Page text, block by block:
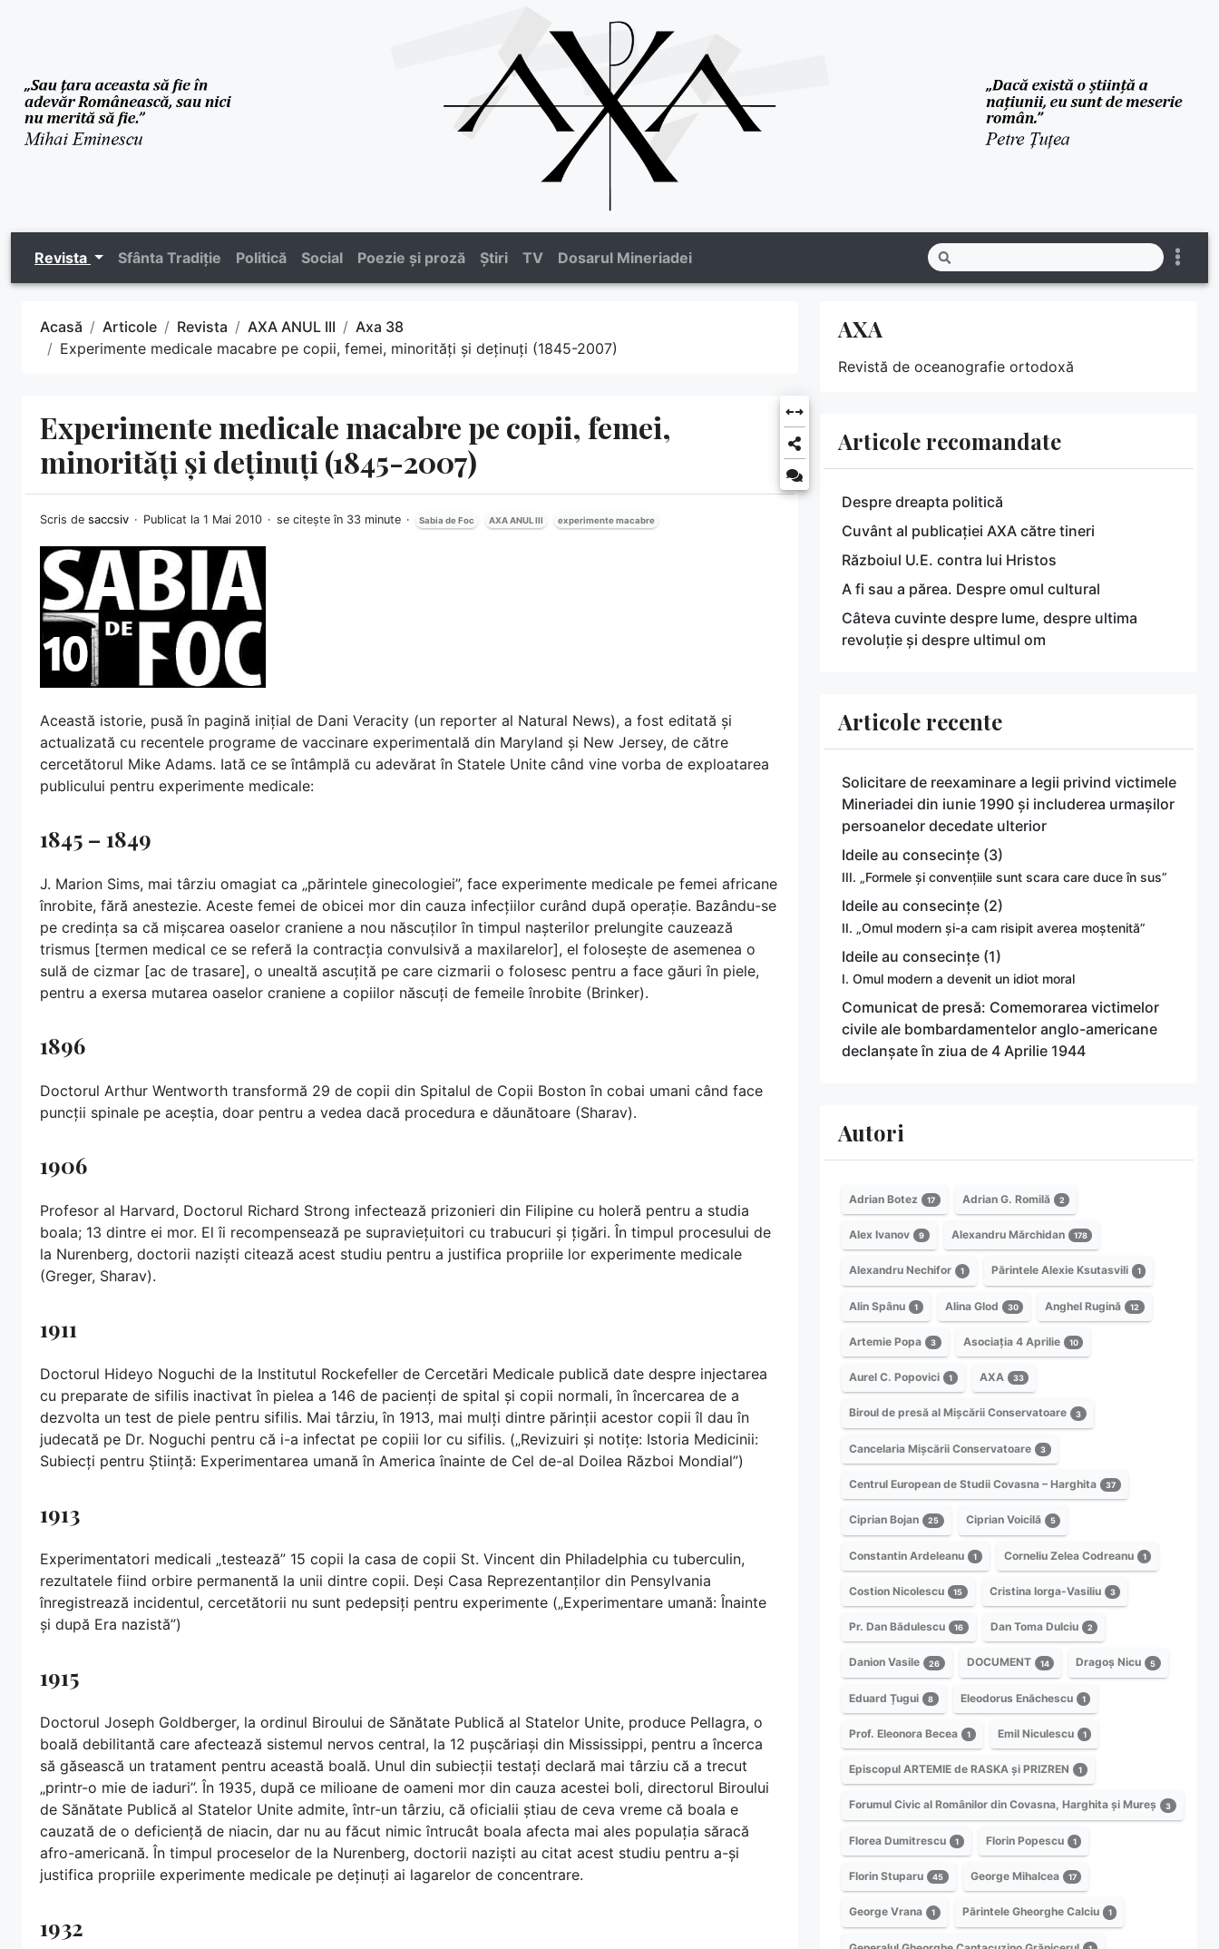
Revista Sfânta Tradiție Politică Social Poezie și proză Știri TV Dosarul Mineriadei
Acasă Articole Revista AXA ANUL III
Axa 38
Experimente medicale macabre pe copii, femei, minorități și deținuți (1845-2007)
Experimente medicale macabre pe copii, femei,
minorități și deținuți (1845-2007)
Scris de saccsiv Publicat la 1 Mai 2010 se citește în 33 minute Sabia de Foc AXA ANUL III experimente macabre
Această istorie, pusă în pagină inițial de Dani Veracity (un reporter al Natural News), a fost editată și
actualizată cu recentele programe de vaccinare experimentală din Maryland și New Jersey, de către
cercetătorul Mike Adams. Iată ce se întâmplă cu adevărat în Statele Unite când vine vorba de exploatarea
publicului pentru experimente medicale:
1845 – 1849
J. Marion Sims, mai târziu omagiat ca „părintele ginecologiei”, face experimente medicale pe femei africane
înrobite, fără anestezie. Aceste femei de obicei mor din cauza infecțiilor curând după operație. Bazându-se
pe credința sa că mișcarea oaselor craniene a nou născuților în timpul nașterilor prelungite cauzează
trismus [termen medical ce se referă la contracția convulsivă a maxilarelor], el folosește de asemenea o
sulă de cizmar [ac de trasare], o unealtă ascuțită pe care cizmarii o folosesc pentru a face găuri în piele,
pentru a exersa mutarea oaselor craniene a copiilor născuți de femeile înrobite (Brinker).
1896
Doctorul Arthur Wentworth transformă 29 de copii din Spitalul de Copii Boston în cobai umani când face
puncții spinale pe aceștia, doar pentru a vedea dacă procedura e dăunătoare (Sharav).
1906
Profesor al Harvard, Doctorul Richard Strong infectează prizonieri din Filipine cu holeră pentru a studia
boala; 13 dintre ei mor. El îi recompensează pe supraviețuitori cu trabucuri și țigări. În timpul procesului de
la Nurenberg, doctorii naziști citează acest studiu pentru a justifica propriile lor experimente medicale
(Greger, Sharav).
1911
Doctorul Hideyo Noguchi de la Institutul Rockefeller de Cercetări Medicale publică date despre injectarea
cu preparate de sifilis inactivat în pielea a 146 de pacienți de spital și copii normali, în încercarea de a
dezvolta un test de piele pentru sifilis. Mai târziu, în 1913, mai mulți dintre părinții acestor copii îl dau în
judecată pe Dr. Noguchi pentru că i-a infectat pe copiii lor cu sifilis. („Revizuiri și notițe: Istoria Medicinii:
Subiecți pentru Știință: Experimentarea umană în America înainte de Cel de-al Doilea Război Mondial”)
1913
Experimentatori medicali „testează” 15 copii la casa de copii St. Vincent din Philadelphia cu tuberculin,
rezultatele fiind orbire permanentă la unii dintre copii. Deși Casa Reprezentanților din Pensylvania
înregistrează incidentul, cercetătorii nu sunt pedepsiți pentru experimente („Experimentare umană: Înainte
și după Era nazistă”)
1915
Doctorul Joseph Goldberger, la ordinul Biroului de Sănătate Publică al Statelor Unite, produce Pellagra, o
boală debilitantă care afectează sistemul nervos central, la 12 pușcăriași din Mississippi, pentru a încerca
să găsească un tratament pentru această boală. Unul din subiecții testați declară mai târziu că a trecut
„printr-o mie de iaduri”. În 1935, după ce milioane de oameni mor din cauza acestei boli, directorul Biroului
de Sănătate Publică al Statelor Unite admite, într-un târziu, că oficialii știau de ceva vreme că boala e
cauzată de o deficiență de niacin, dar nu au făcut nimic întrucât boala afecta mai ales populația săracă
afro-americană. În timpul proceselor de la Nurenberg, doctorii naziști au citat acest studiu pentru a-și
justifica propriile experimente medicale pe deținuți ai lagarelor de concentrare.
1932
AXA
Revistă de oceanografie ortodoxă
Articole recomandate
Despre dreapta politică
Cuvânt al publicației AXA către tineri
Războiul U.E. contra lui Hristos
A fi sau a părea. Despre omul cultural
Câteva cuvinte despre lume, despre ultima
revoluție și despre ultimul om
Articole recente
Solicitare de reexaminare a legii privind victimele
Mineriadei din iunie 1990 și includerea urmașilor
persoanelor decedate ulterior
Ideile au consecințe (3)
III. „Formele și convențiile sunt scara care duce în sus”
Ideile au consecințe (2)
II. „Omul modern și-a cam risipit averea moștenită”
Ideile au consecințe (1)
I. Omul modern a devenit un idiot moral
Comunicat de presă: Comemorarea victimelor
civile ale bombardamentelor anglo-americane
declanșate în ziua de 4 Aprilie 1944
Autori
Adrian Botez 17 Adrian G. Romilă 2
Alex Ivanov 9 Alexandru Mărchidan 178
Alexandru Nechifor 1 Părintele Alexie Ksutasvili 1
Alin Spânu 1 Alina Glod 30 Anghel Rugină 12
Artemie Popa 3 Asociația 4 Aprilie 10
Aurel C. Popovici 1 AXA 33
Biroul de presă al Mișcării Conservatoare 3
Cancelaria Mișcării Conservatoare 3
Centrul European de Studii Covasna – Harghita 37
Ciprian Bojan 25 Ciprian Voicilă 5
Constantin Ardeleanu 1 Corneliu Zelea Codreanu 1
Costion Nicolescu 15 Cristina Iorga-Vasiliu 3
Pr. Dan Bădulescu 16 Dan Toma Dulciu 2
Danion Vasile 26 DOCUMENT 14 Dragoș Nicu 5
Eduard Țugui 8 Eleodorus Enăchescu 1
Prof. Eleonora Becea 1 Emil Niculescu 1
Episcopul ARTEMIE de RASKA și PRIZREN 1
Forumul Civic al Românilor din Covasna, Harghita și Mureș 3
Florea Dumitrescu 1 Florin Popescu 1
Florin Stuparu 45 George Mihalcea 17
George Vrana 1 Părintele Gheorghe Calciu 1